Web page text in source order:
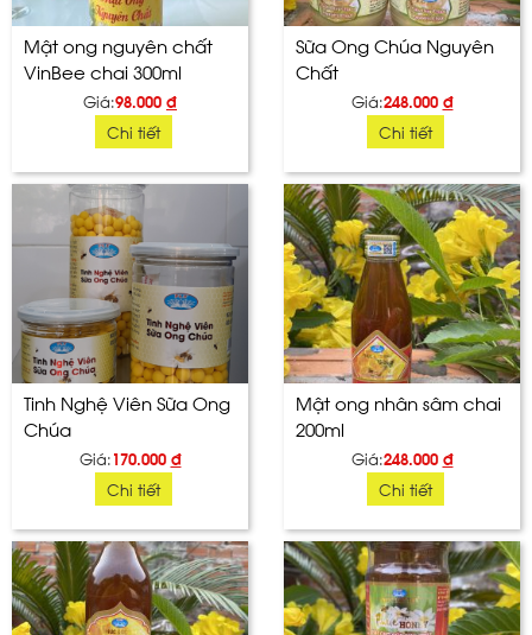
Mật ong nguyên chất
VinBee chai 300ml
Giá:98.000 đ
Chi tiết
Sữa Ong Chúa Nguyên
Chất
Giá:248.000 đ
Chi tiết
Tinh Nghệ Viên Sữa Ong
Chúa
Giá:170.000 đ
Chi tiết
Mật ong nhân sâm chai
200ml
Giá:248.000 đ
Chi tiết